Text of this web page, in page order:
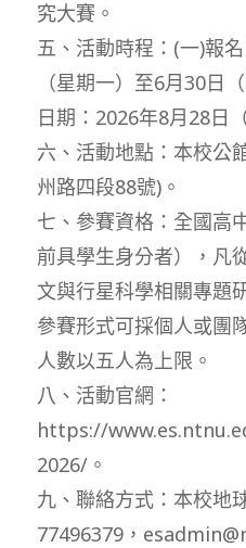
究大賽。
五、活動時程：(一)報
（星期一）至6月30日
日期：2026年8月28日
六、活動地點：本校公
州路四段88號)。
七、參賽資格：全國高
前具學生身分者），凡
文與行星科學相關專題
參賽形式可採個人或團
人數以五人為上限。
八、活動官網：
https://
2026/。
九、聯絡方式：本校地
77496379，